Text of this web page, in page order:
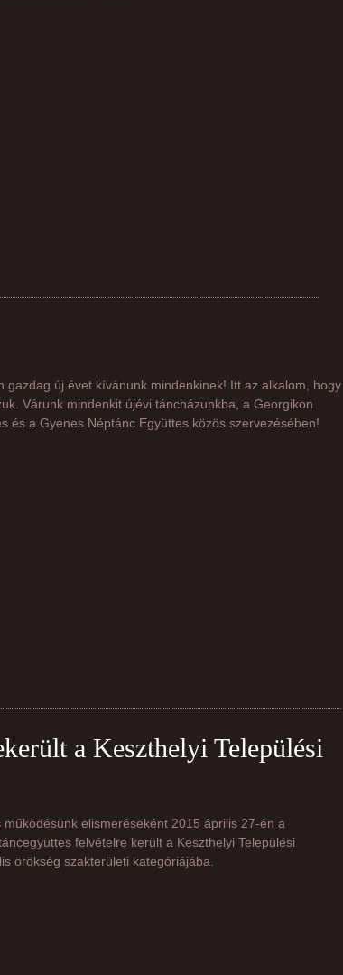
gazdag új évet kívánunk mindenkinek! Itt az alkalom, hogy
Várunk mindenkit újévi táncházunkba, a Georgikon
és a Gyenes Néptánc Együttes közös szervezésében!
a Keszthelyi Települési
működésünk elismeréseként 2015 április 27-én a
felvételre került a Keszthelyi Települési
örökség szakterületi kategóriájába.